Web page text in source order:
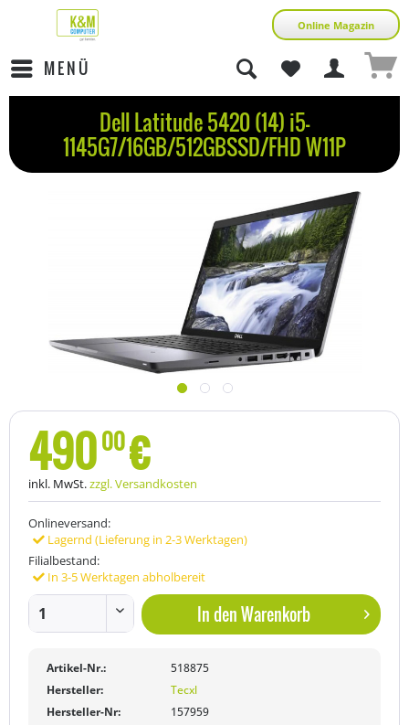
Online Magazin
MENÜ
Dell Latitude 5420 (14) i5-
1145G7/16GB/512GBSSD/FHD W11P
49000€
inkl. MwSt.zzgl. Versandkosten
Onlineversand:
Lagernd (Lieferung in 2-3 Werktagen)
Filialbestand:
In 3-5 Werktagen abholbereit
In denWarenkorb
Artikel-Nr.:
518875
Hersteller:
Tecxl
Hersteller-Nr:
157959